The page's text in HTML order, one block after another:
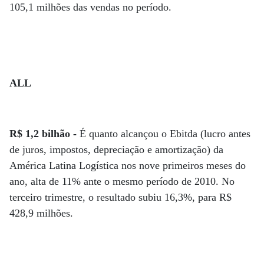
105,1 milhões das vendas no período.
ALL
R$ 1,2 bilhão - É quanto alcançou o Ebitda (lucro antes
de juros, impostos, depreciação e amortização) da
América Latina Logística nos nove primeiros meses do
ano, alta de 11% ante o mesmo período de 2010. No
terceiro trimestre, o resultado subiu 16,3%, para R$
428,9 milhões.